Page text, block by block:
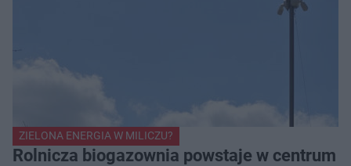
ZIELONA ENERGIA W MILICZU?
Rolnicza biogazownia powstaje w centrum